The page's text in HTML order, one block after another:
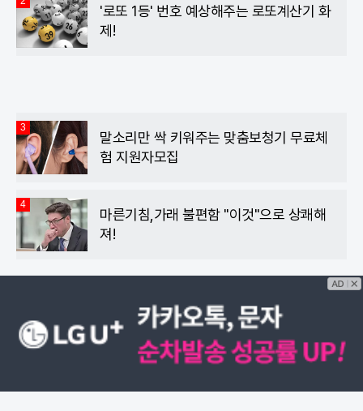
'로또 1등' 번호 예상해주는 로또계산기 화
제!
3
말소리만 싹 키워주는 맞춤보청기 무료체
험 지원자모집
4
마른기침,가래 불편함 "이것"으로 상쾌해
져!